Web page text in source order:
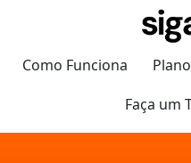
Como Funciona
Faça um